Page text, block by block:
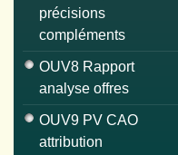
précisions
compléments
OUV8 Rapport
analyse offres
OUV9 PV CAO
attribution